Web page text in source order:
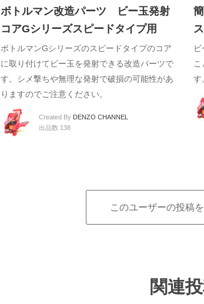
ボトルマン改造パーツ ビー玉発射
コアGシリーズスピードタイプ用
ボトルマンGシリーズのスピードタイプのコア
に取り付けてビー玉を発射できる改造パーツで
す。シメ撃ちや無理な発射で破損の可能性があ
りますのでご注意ください。
Created By DENZO CHANNEL
出品数 138
す
このユーザーの投稿
関連